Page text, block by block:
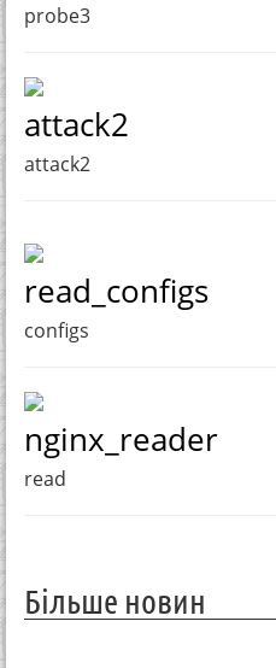
probe3
attack2
attack2
read_configs
configs
nginx_reader
read
Більше новин